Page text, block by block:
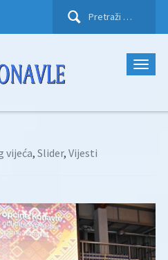
Pretraži:
vijeća, Slider, Vijesti